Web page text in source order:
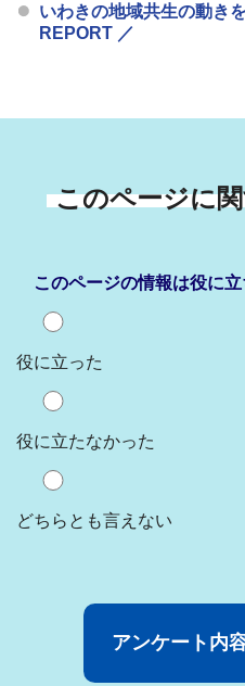
いわきの地域共生の動き
REPORT ／
このページに
このページの情報は役に
役に立った
役に立たなかった
どちらとも言えない